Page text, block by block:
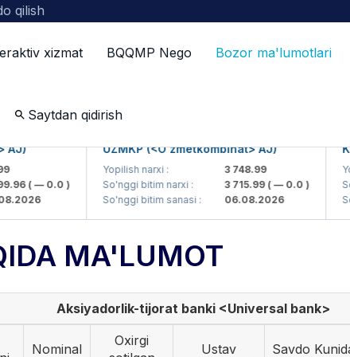
qilish
xizmat BQQMP Nego Bozor ma'lumotlari
Saytdan qidirish
( — 0.0 )
UZMKP (<O'zmetkombinat> AJ)
Yopilish narxi :
3 748.99
So'nggi bitim narxi :
3 715.99( — 0.0 )
So'nggi bitim sanasi :
06.08.2026
MA'LUMOT
Aksiyadorlik-tijorat banki <Universal bank>
Nominal
Oxirgi
Ustav
Savdo